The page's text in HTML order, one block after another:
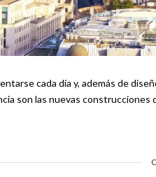
cada día y, además de
evidencia son las nuevas